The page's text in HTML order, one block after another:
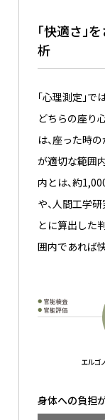
「快適さ」
析
「心理測定」
どちらの座り
は、座った時
が適切な範囲
内とは、約
や、人間工学
とに算出した
囲内であれば
身体への負担